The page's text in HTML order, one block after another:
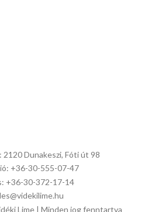
2120 Dunakeszi, Fóti út 98
+36-30-555-07-47
+36-30-372-17-14
Lime | Minden jog fenntartva